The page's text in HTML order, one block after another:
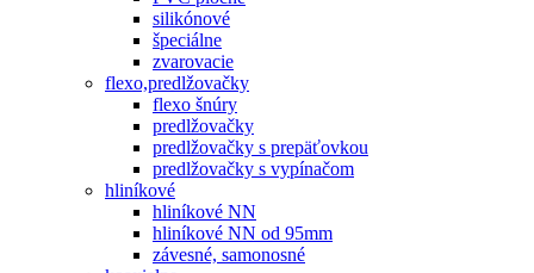
silikónové
špeciálne
zvarovacie
flexo,predlžovačky
flexo šnúry
predlžovačky
predlžovačky s prepäťovkou
predlžovačky s vypínačom
hliníkové
hliníkové NN
hliníkové NN od 95mm
závesné, samonosné